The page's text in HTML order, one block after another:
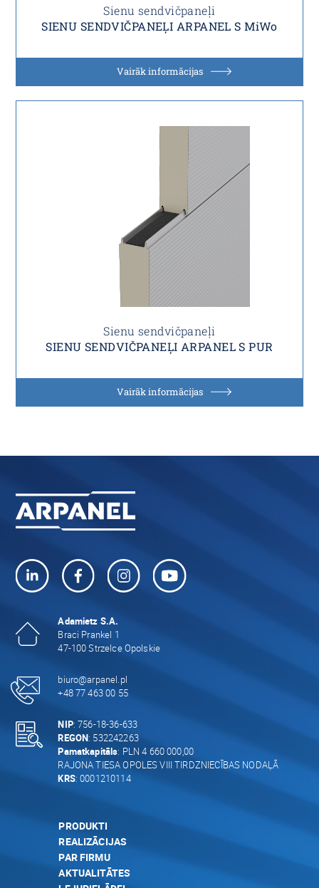
Sienu sendvičpaneļi
SIENU SENDVIČPANEĻI ARPANEL S MiWo
Vairāk informācijas
Sienu sendvičpaneļi
SIENU SENDVIČPANEĻI ARPANEL S PUR
Vairāk informācijas
Adamietz S.A.
Braci Prankel 1
47-100 Strzelce Opolskie
biuro@arpanel.pl
+48 77 463 00 55
NIP: 756-18-36-633
REGON: 532242263
Pamatkapitāls: PLN 4 660 000,00
RAJONA TIESA OPOLES VIII TIRDZNIECĪBAS NODAĻĀ
KRS: 0001210114
PRODUKTI
REALIZĀCIJAS
PAR FIRMU
AKTUALITĀTES